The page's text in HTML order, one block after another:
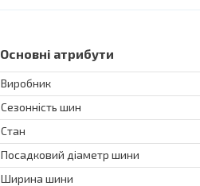
Основні атрибути
Виробник
Сезонність шин
Стан
Посадковий діаметр шини
Ширина шини